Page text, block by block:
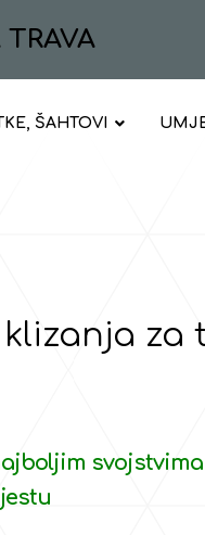
ŠAHTOVI
za